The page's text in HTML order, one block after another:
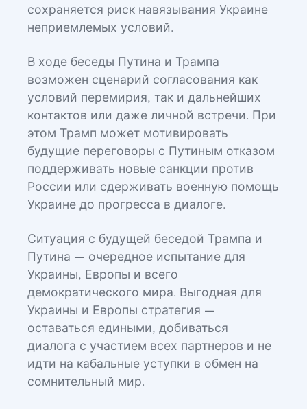
сохраняется риск навязывания Украине
неприемлемых условий.
В ходе беседы Путина и Трампа
возможен сценарий согласования как
условий перемирия, так и дальнейших
контактов или даже личной встречи. При
этом Трамп может мотивировать
будущие переговоры с Путиным отказом
поддерживать новые санкции против
России или сдерживать военную помощь
Украине до прогресса в диалоге.
Ситуация с будущей беседой Трампа и
Путина — очередное испытание для
Украины, Европы и всего
демократического мира. Выгодная для
Украины и Европы стратегия —
оставаться едиными, добиваться
диалога с участием всех партнеров и не
идти на кабальные уступки в обмен на
сомнительный мир.